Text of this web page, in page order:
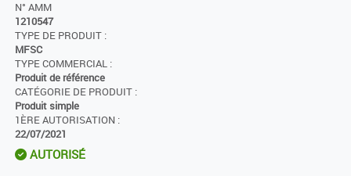
N° AMM
1210547
TYPE DE PRODUIT :
MFSC
TYPE COMMERCIAL :
Produit de référence
CATÉGORIE DE PRODUIT :
Produit simple
1ÈRE AUTORISATION :
22/07/2021
AUTORISÉ